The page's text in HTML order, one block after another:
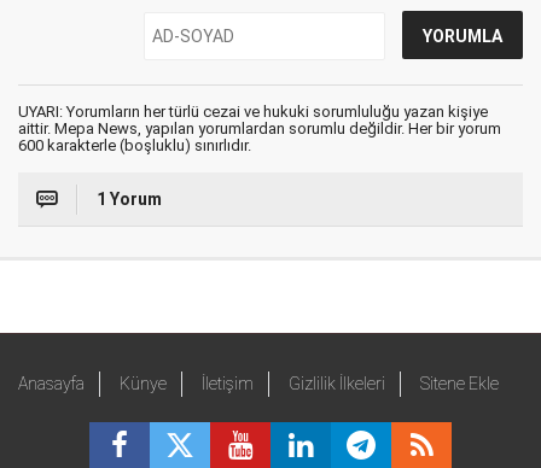
UYARI: Yorumların her türlü cezai ve hukuki sorumluluğu yazan kişiye
aittir. Mepa News, yapılan yorumlardan sorumlu değildir. Her bir yorum
600 karakterle (boşluklu) sınırlıdır.
1 Yorum
Anasayfa Künye İletişim Gizlilik İlkeleri Sitene Ekle